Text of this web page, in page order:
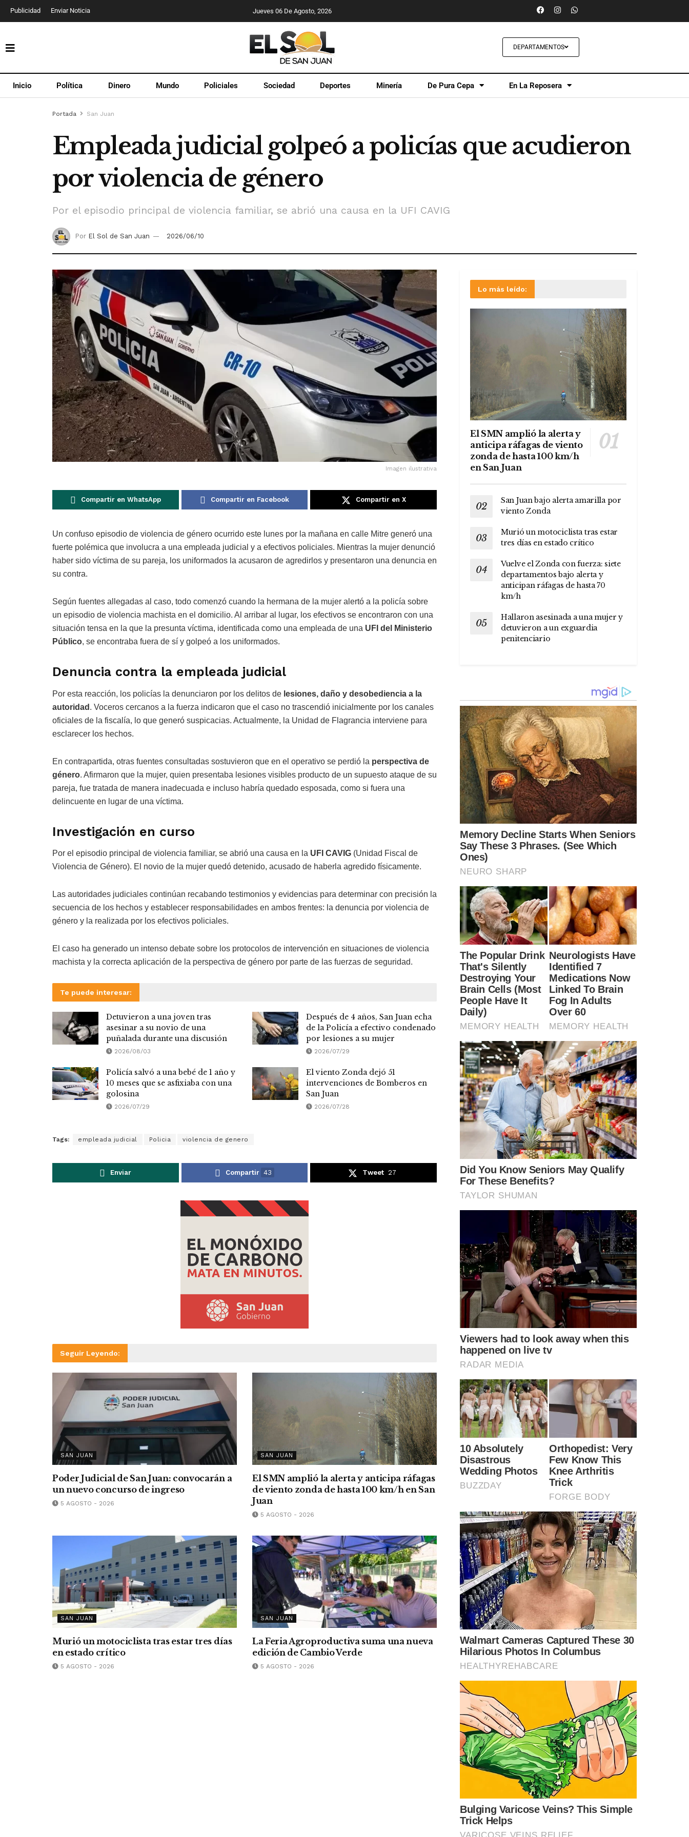
Publicidad Enviar Noticia Jueves 06 De Agosto, 2026
DEPARTAMENTOS
Inicio Política Dinero Mundo Policiales Sociedad Deportes Minería De Pura Cepa En La Reposera
Portada San Juan
Empleada judicial golpeó a policías que acudieron
por violencia de género
Por el episodio principal de violencia familiar, se abrió una causa en la UFI CAVIG
Por El Sol de San Juan 2026/06/10
Imagen ilustrativa
Compartir en WhatsApp Compartir en Facebook Compartir en X
Un confuso episodio de violencia de género ocurrido este lunes por la mañana en calle Mitre generó una
fuerte polémica que involucra a una empleada judicial y a efectivos policiales. Mientras la mujer denunció
haber sido víctima de su pareja, los uniformados la acusaron de agredirlos y presentaron una denuncia en
su contra.
Según fuentes allegadas al caso, todo comenzó cuando la hermana de la mujer alertó a la policía sobre
un episodio de violencia machista en el domicilio. Al arribar al lugar, los efectivos se encontraron con una
situación tensa en la que la presunta víctima, identificada como una empleada de una UFI del Ministerio
Público, se encontraba fuera de sí y golpeó a los uniformados.
Denuncia contra la empleada judicial
Por esta reacción, los policías la denunciaron por los delitos de lesiones, daño y desobediencia a la
autoridad . Voceros cercanos a la fuerza indicaron que el caso no trascendió inicialmente por los canales
oficiales de la fiscalía, lo que generó suspicacias. Actualmente, la Unidad de Flagrancia interviene para
esclarecer los hechos.
En contrapartida, otras fuentes consultadas sostuvieron que en el operativo se perdió la perspectiva de
género. Afirmaron que la mujer, quien presentaba lesiones visibles producto de un supuesto ataque de su
pareja, fue tratada de manera inadecuada e incluso habría quedado esposada, como si fuera una
delincuente en lugar de una víctima.
Investigación en curso
Por el episodio principal de violencia familiar, se abrió una causa en la UFI CAVIG (Unidad Fiscal de
Violencia de Género). El novio de la mujer quedó detenido, acusado de haberla agredido físicamente.
Las autoridades judiciales continúan recabando testimonios y evidencias para determinar con precisión la
secuencia de los hechos y establecer responsabilidades en ambos frentes: la denuncia por violencia de
género y la realizada por los efectivos policiales.
El caso ha generado un intenso debate sobre los protocolos de intervención en situaciones de violencia
machista y la correcta aplicación de la perspectiva de género por parte de las fuerzas de seguridad.
Te puede interesar:
Detuvieron a una joven tras
asesinar a su novio de una
puñalada durante una discusión
2026/08/03
Después de 4 años, San Juan echa
de la Policía a efectivo condenado
por lesiones a su mujer
2026/07/29
Policía salvó a una bebé de 1 año y
10 meses que se asfixiaba con una
golosina
2026/07/29
El viento Zonda dejó 51
intervenciones de Bomberos en
San Juan
2026/07/28
Tags: empleada judicial Policia violencia de genero
Enviar Compartir 43 Tweet 27
Seguir Leyendo:
SAN JUAN
Poder Judicial de San Juan: convocarán a
un nuevo concurso de ingreso
5 AGOSTO - 2026
SAN JUAN
El SMN amplió la alerta y anticipa ráfagas
de viento zonda de hasta 100 km/h en San
Juan
5 AGOSTO - 2026
SAN JUAN
Murió un motociclista tras estar tres días
en estado crítico
5 AGOSTO - 2026
SAN JUAN
La Feria Agroproductiva suma una nueva
edición de Cambio Verde
5 AGOSTO - 2026
Lo más leído:
El SMN amplió la alerta y
anticipa ráfagas de viento
zonda de hasta 100 km/h
en San Juan
San Juan bajo alerta amarilla por
viento Zonda
Murió un motociclista tras estar
tres días en estado crítico
Vuelve el Zonda con fuerza: siete
departamentos bajo alerta y
anticipan ráfagas de hasta 70
km/h
Hallaron asesinada a una mujer y
detuvieron a un exguardia
penitenciario